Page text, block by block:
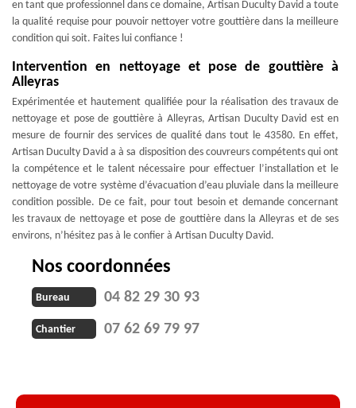
en tant que professionnel dans ce domaine, Artisan Duculty David a toute
la qualité requise pour pouvoir nettoyer votre gouttière dans la meilleure
condition qui soit. Faites lui confiance !
Intervention en nettoyage et pose de gouttière à
Alleyras
Expérimentée et hautement qualifiée pour la réalisation des travaux de
nettoyage et pose de gouttière à Alleyras, Artisan Duculty David est en
mesure de fournir des services de qualité dans tout le 43580. En effet,
Artisan Duculty David a à sa disposition des couvreurs compétents qui ont
la compétence et le talent nécessaire pour effectuer l’installation et le
nettoyage de votre système d’évacuation d’eau pluviale dans la meilleure
condition possible. De ce fait, pour tout besoin et demande concernant
les travaux de nettoyage et pose de gouttière dans la Alleyras et de ses
environs, n’hésitez pas à le confier à Artisan Duculty David.
Nos coordonnées
Bureau 04 82 29 30 93
Chantier 07 62 69 79 97